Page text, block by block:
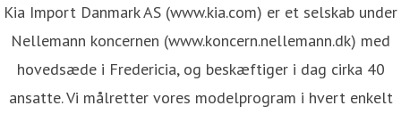
Kia Import Danmark AS (www.kia.com) er et selskab under
Nellemann koncernen (www.koncern.nellemann.dk) med
hovedsæde i Fredericia, og beskæftiger i dag cirka 40
ansatte. Vi målretter vores modelprogram i hvert enkelt